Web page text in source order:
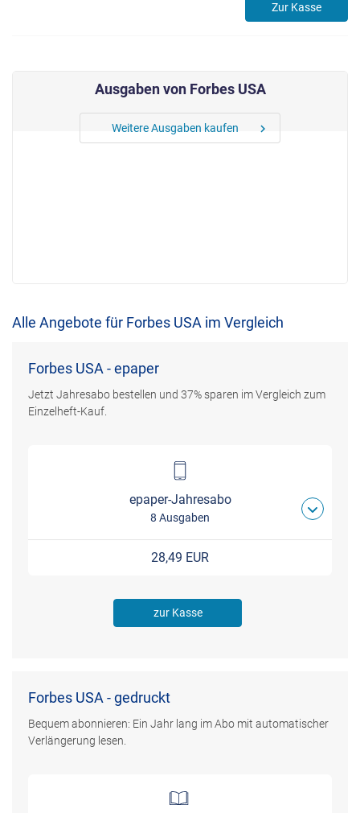
Zur Kasse
Ausgaben von Forbes USA
Weitere Ausgaben kaufen chevron_right
Alle Angebote für Forbes USA im Vergleich
Forbes USA - epaper
Jetzt Jahresabo bestellen und 37% sparen im Vergleich zum
Einzelheft-Kauf.
epaper-Jahresabo
8 Ausgaben
28,49 EUR
zur Kasse
Forbes USA - gedruckt
Bequem abonnieren: Ein Jahr lang im Abo mit automatischer
Verlängerung lesen.